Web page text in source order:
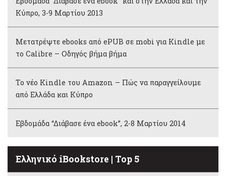
Κύπρο, 3-9 Μαρτίου 2013
Μετατρέψτε ebooks από ePUB σε mobi για Kindle με
το Calibre – Οδηγός βήμα βήμα
Το νέο Kindle του Amazon – Πώς να παραγγείλουμε
από Ελλάδα και Κύπρο
Εβδομάδα “Διάβασε ένα ebook”, 2-8 Μαρτίου 2014
Ελληνικό iBookstore | Top 5